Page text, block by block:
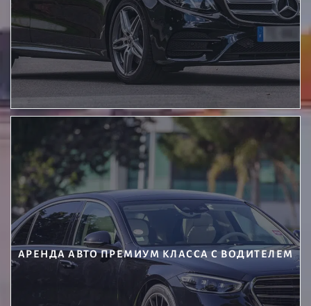
АРЕНДА АВТО ПРЕМИУМ КЛАССА С ВОДИТЕЛЕМ